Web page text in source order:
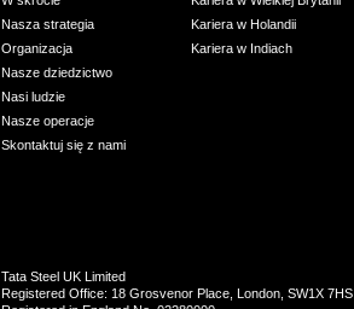
Nasza strategia
Organizacja
Nasze dziedzictwo
Nasi ludzie
Nasze operacje
Skontaktuj się z nami
Kariera w Holandii
Kariera w Indiach
Tata Steel UK Limited
Registered Office: 18 Grosvenor Place, London, SW1X 7HS